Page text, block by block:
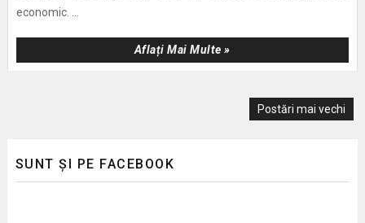
economic. ...
Aflați Mai Multe »
Postări mai vechi
SUNT ȘI PE FACEBOOK